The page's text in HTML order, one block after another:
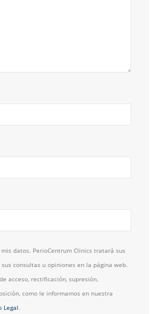
datos. PerioCentrum Clinics tratará sus
consultas u opiniones en la página web.
acceso, rectificación, supresión,
como le informamos en nuestra
Legal.